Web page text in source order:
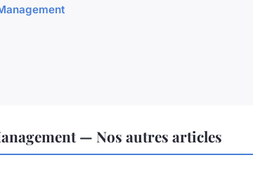
— Nos autres articles